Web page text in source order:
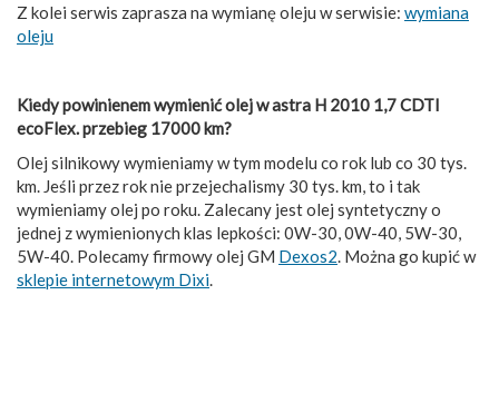
Z kolei serwis zaprasza na wymianę oleju w serwisie: wymiana
oleju
Kiedy powinienem wymienić olej w astra H 2010 1,7 CDTI
ecoFlex. przebieg 17000 km?
Olej silnikowy wymieniamy w tym modelu co rok lub co 30 tys.
km. Jeśli przez rok nie przejechalismy 30 tys. km, to i tak
wymieniamy olej po roku. Zalecany jest olej syntetyczny o
jednej z wymienionych klas lepkości: 0W-30, 0W-40, 5W-30,
5W-40. Polecamy firmowy olej GM Dexos2. Można go kupić w
sklepie internetowym Dixi.